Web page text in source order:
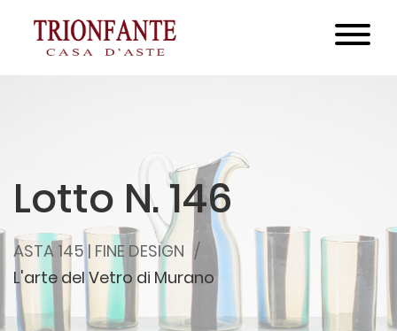
Lotto N. 146
ASTA 145 | FINE DESIGN
L'arte del Vetro di Murano